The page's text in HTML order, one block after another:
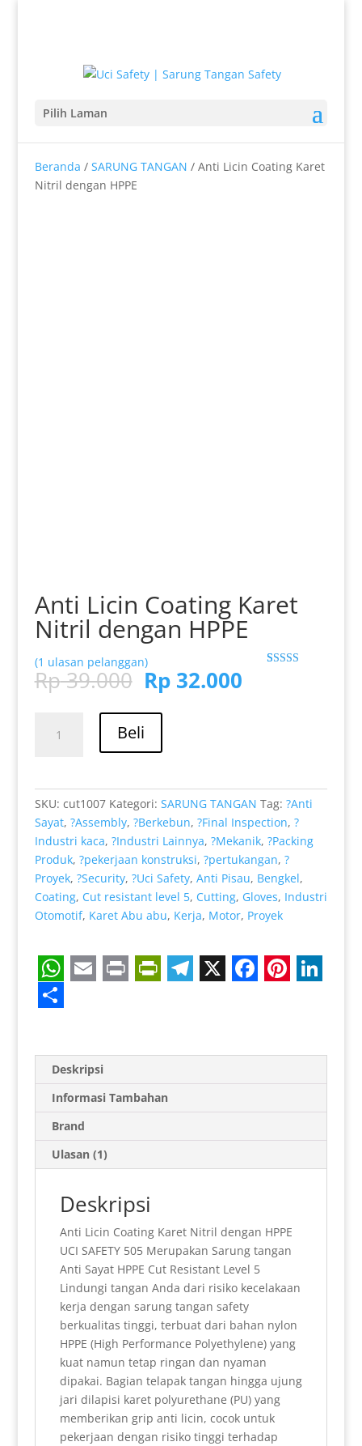
Pilih Laman
Beranda / SARUNG TANGAN / Anti Licin Coating Karet
Nitril dengan HPPE
Anti Licin Coating Karet
Nitril dengan HPPE
(1 ulasan pelanggan)
Rp39.000 Harga
aslinya
adalah:
Rp 39.000.
Rp32.000Harga
dengan
HPPE
Beli
SKU: cut1007 Kategori: SARUNG TANGAN Tag: ?Anti
Sayat, ?Assembly, ?Berkebun, ?Final Inspection, ?
Industri kaca, ?Industri Lainnya, ?Mekanik, ?Packing
Produk, ?pekerjaan konstruksi, ?pertukangan, ?
Proyek, ?Security, ?Uci Safety, Anti Pisau, Bengkel,
Coating, Cut resistant level 5, Cutting, Gloves, Industri
Otomotif, Karet Abu abu, Kerja, Motor, Proyek
W
h
a
A
p
p
a
i
l
i
n
t
i
t
F
r
i
e
n
d
l
y
l
g
r
a
m
c
o
o
k
n
r
e
s
n
d
I
n
h
e
Deskripsi
Informasi Tambahan
Brand
Ulasan (1)
Deskripsi
Anti Licin Coating Karet Nitril dengan HPPE
UCI SAFETY 505 Merupakan Sarung tangan
Anti Sayat HPPE Cut Resistant Level 5
Lindungi tangan Anda dari risiko kecelakaan
kerja dengan sarung tangan safety
berkualitas tinggi, terbuat dari bahan nylon
HPPE (High Performance Polyethylene) yang
kuat namun tetap ringan dan nyaman
dipakai. Bagian telapak tangan hingga ujung
jari dilapisi karet polyurethane (PU) yang
memberikan grip anti licin, cocok untuk
pekerjaan dengan risiko tinggi terhadap